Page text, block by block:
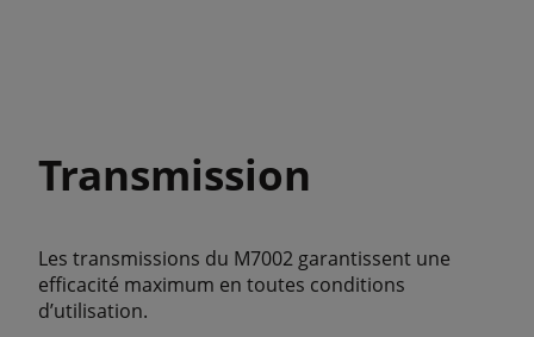
Transmission
Les transmissions du M7002 garantissent une
efficacité maximum en toutes conditions
d’utilisation.